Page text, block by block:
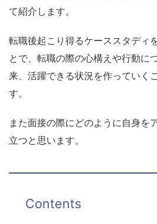
て紹介します。
転職後起こり得るケーススタディ
とで、転職の際の心構えや行動に
来、活躍できる状況を作っていく
す。
また面接の際にどのように自身を
立つと思います。
Contents